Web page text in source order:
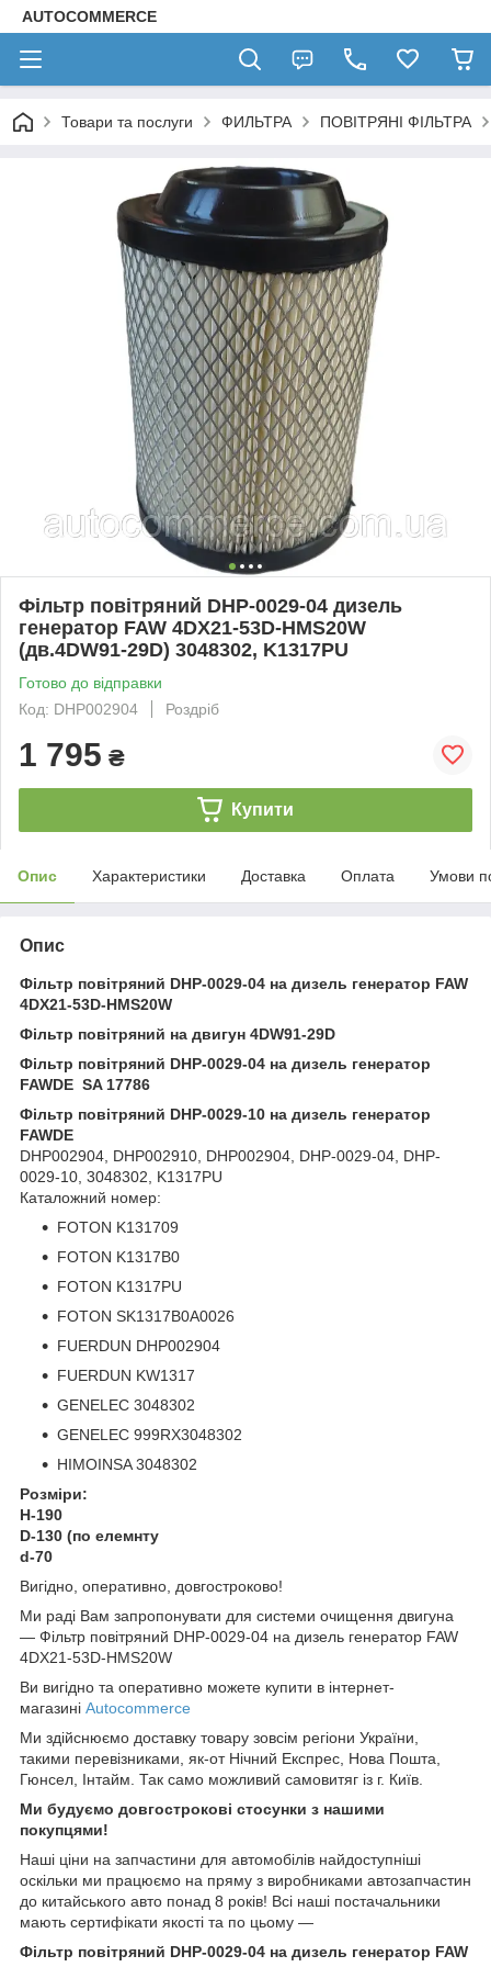
AUTOCOMMERCE
Товари та послуги ФИЛЬТРА ПОВІТРЯНІ ФІЛЬТРА
Фільтр повітряний DHP-0029-04 дизель
генератор FAW 4DX21-53D-HMS20W
(дв.4DW91-29D) 3048302, K1317PU
Готово до відправки
Код: DHP002904
Роздріб
1 795 ₴
Купити
Опис Характеристики Доставка Оплата Умови
Опис
Фільтр повітряний DHP-0029-04 на дизель генератор FAW
4DX21-53D-HMS20W
Фільтр повітряний на двигун 4DW91-29D
Фільтр повітряний DHP-0029-04 на дизель генератор
FAWDE SA 17786
Фільтр повітряний DHP-0029-10 на дизель генератор
FAWDE
DHP002904, DHP002910, DHP002904, DHP-0029-04, DHP-
0029-10, 3048302, K1317PU
Каталожний номер:
FOTON K131709
FOTON K1317B0
FOTON K1317PU
FOTON SK1317B0A0026
FUERDUN DHP002904
FUERDUN KW1317
GENELEC 3048302
GENELEC 999RX3048302
HIMOINSA 3048302
Розміри:
H-190
D-130 (по елемнту
d-70
Вигідно, оперативно, довгостроково!
Ми раді Вам запропонувати для системи очищення двигуна
— Фільтр повітряний DHP-0029-04 на дизель генератор FAW
4DX21-53D-HMS20W
Ви вигідно та оперативно можете купити в інтернет-
магазині Autocommerce
Ми здійснюємо доставку товару зовсім регіони України,
такими перевізниками, як-от Нічний Експрес, Нова Пошта,
Гюнсел, Інтайм. Так само можливий самовитяг із г. Київ.
Ми будуємо довгострокові стосунки з нашими
покупцями!
Наші ціни на запчастини для автомобілів найдоступніші
оскільки ми працюємо на пряму з виробниками автозапчастин
до китайського авто понад 8 років! Всі наші постачальники
мають сертифікати якості та по цьому —
Фільтр повітряний DHP-0029-04 на дизель генератор FAW